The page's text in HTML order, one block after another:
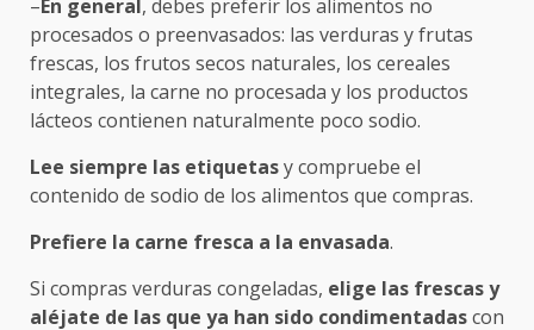
–En general, debes preferir los alimentos no
procesados o preenvasados: las verduras y frutas
frescas, los frutos secos naturales, los cereales
integrales, la carne no procesada y los productos
lácteos contienen naturalmente poco sodio.
Lee siempre las etiquetasy compruebe el
contenido de sodio de los alimentos que compras.
Prefiere la carne fresca a la envasada.
Si compras verduras congeladas, elige las frescas y
aléjate de las que ya han sido condimentadascon